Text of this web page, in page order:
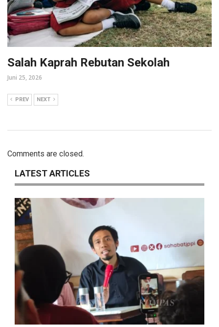
Salah Kaprah Rebutan Sekolah
Juni 25, 2026
PREV NEXT
Comments are closed.
LATEST ARTICLES